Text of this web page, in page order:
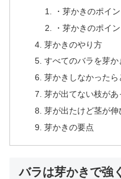
・芽かきのポイ
・芽かきのポイ
芽かきのやり方
すべてのバラを芽か
芽かきしなかったら
芽が出てない枝があ
芽が出たけど茎が伸
芽かきの要点
バラは芽かきで強